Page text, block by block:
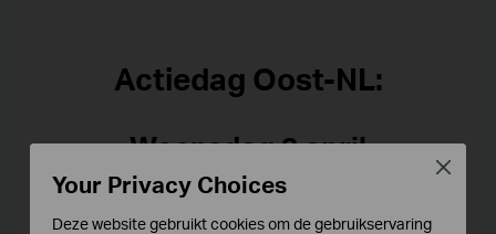
Actiedag Oost-NL:
Woensdag 2 april
Plantion, Wellensiekstraat 4, 6718 XZ Ede
Aanvang 10.00 uur, programma
Your Privacy Choices
Deze website gebruikt cookies om de gebruikservaring
Close